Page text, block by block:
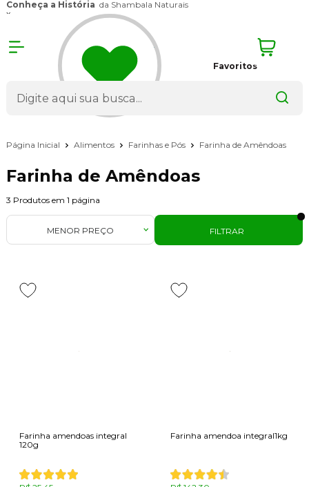
Conheça a História da Shambala Naturais
x
Favoritos
Página Inicial Alimentos Farinhas e Pós Farinha de Amêndoas
Farinha de Amêndoas
3 Produtos em 1 página
FILTRAR
MENOR PREÇO
Farinha amendoas integral
120g
Farinha amendoa integral1kg